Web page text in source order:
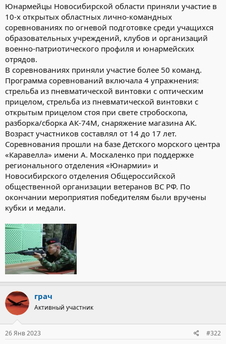
Юнармейцы Новосибирской области приняли участие в
10-х открытых областных лично-командных
соревнованиях по огневой подготовке среди учащихся
образовательных учреждений, клубов и организаций
военно-патриотического профиля и юнармейских
отрядов.
В соревнованиях приняли участие более 50 команд.
Программа соревнований включала 4 упражнения:
стрельба из пневматической винтовки с оптическим
прицелом, стрельба из пневматической винтовки с
открытым прицелом стоя при свете стробоскопа,
разборка/сборка АК-74М, снаряжение магазина АК.
Возраст участников составлял от 14 до 17 лет.
Соревнования прошли на базе Детского морского центра
«Каравелла» имени А. Москаленко при поддержке
регионального отделения «Юнармии» и
Новосибирского отделения Общероссийской
общественной организации ветеранов ВС РФ. По
окончании мероприятия победителям были вручены
кубки и медали.
грач
Активный участник
26 Янв 2023 #322